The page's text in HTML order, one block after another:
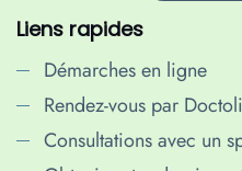
Liens rapides
Démarches en ligne
Rendez-vous par
Consultations avec un